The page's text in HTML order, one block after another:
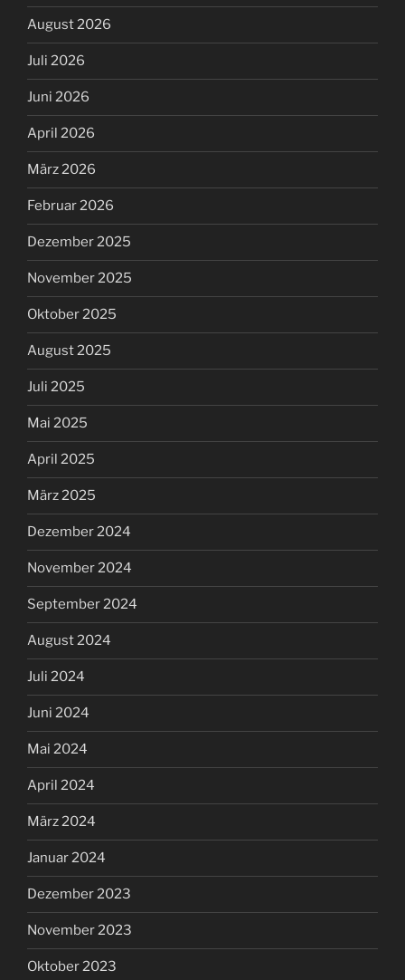
August 2026
Juli 2026
Juni 2026
April 2026
März 2026
Februar 2026
Dezember 2025
November 2025
Oktober 2025
August 2025
Juli 2025
Mai 2025
April 2025
März 2025
Dezember 2024
November 2024
September 2024
August 2024
Juli 2024
Juni 2024
Mai 2024
April 2024
März 2024
Januar 2024
Dezember 2023
November 2023
Oktober 2023